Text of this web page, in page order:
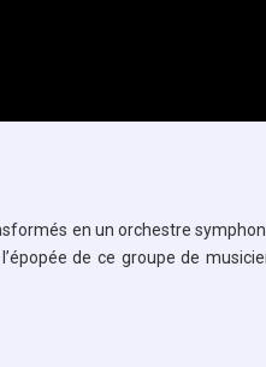
en un orchestre
de ce groupe de